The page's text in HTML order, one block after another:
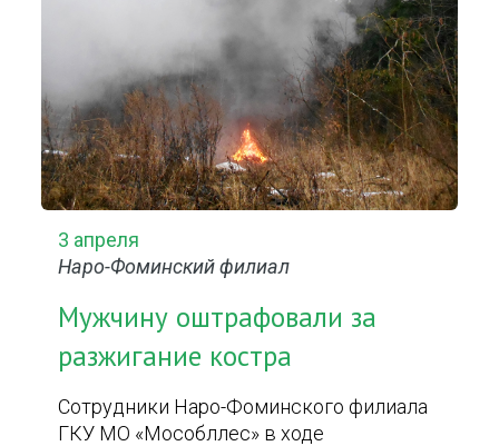
3 апреля
Наро-Фоминский филиал
Мужчину оштрафовали за
разжигание костра
Сотрудники Наро-Фоминского филиала
ГКУ МО «Мособллес» в ходе